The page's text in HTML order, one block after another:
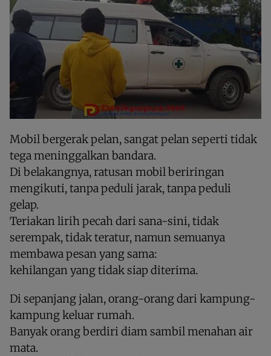
Mobil bergerak pelan, sangat pelan seperti tidak
tega meninggalkan bandara.
Di belakangnya, ratusan mobil beriringan
mengikuti, tanpa peduli jarak, tanpa peduli
gelap.
Teriakan lirih pecah dari sana-sini, tidak
serempak, tidak teratur, namun semuanya
membawa pesan yang sama:
kehilangan yang tidak siap diterima.
Di sepanjang jalan, orang-orang dari kampung-
kampung keluar rumah.
Banyak orang berdiri diam sambil menahan air
mata.